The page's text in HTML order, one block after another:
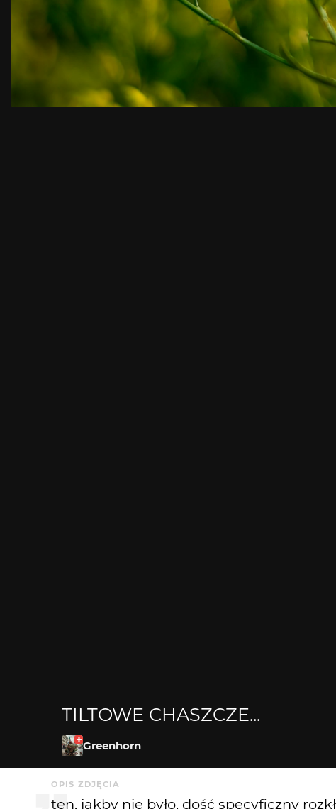
TILTOWE CHASZCZE...
Greenhorn
OPIS ZDJĘCIA
ten, jakby nie było, dość specyficzny